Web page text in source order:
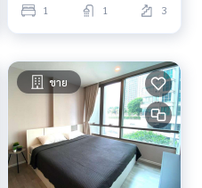
1 1 3
ขาย